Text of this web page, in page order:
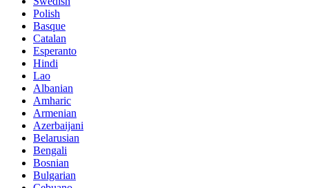
Polish
Basque
Catalan
Esperanto
Hindi
Lao
Albanian
Amharic
Armenian
Azerbaijani
Belarusian
Bengali
Bosnian
Bulgarian